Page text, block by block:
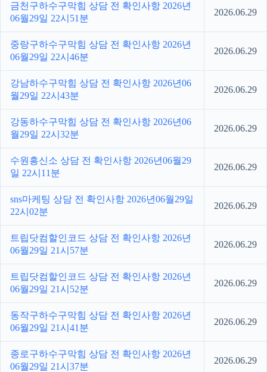
금천구하수구막힘 상담 전 확인사항 2026년
06월29일 22시51분
2026.06.29
중랑구하수구막힘 상담 전 확인사항 2026년
06월29일 22시46분
2026.06.29
강남하수구막힘 상담 전 확인사항 2026년06
월29일 22시43분
2026.06.29
강동하수구막힘 상담 전 확인사항 2026년06
월29일 22시32분
2026.06.29
수원흥신소 상담 전 확인사항 2026년06월29
일 22시11분
2026.06.29
sns마케팅 상담 전 확인사항 2026년06월29일
22시02분
2026.06.29
트립닷컴할인코드 상담 전 확인사항 2026년
06월29일 21시57분
2026.06.29
트립닷컴할인코드 상담 전 확인사항 2026년
06월29일 21시52분
2026.06.29
동작구하수구막힘 상담 전 확인사항 2026년
06월29일 21시41분
2026.06.29
종로구하수구막힘 상담 전 확인사항 2026년
06월29일 21시37분
2026.06.29